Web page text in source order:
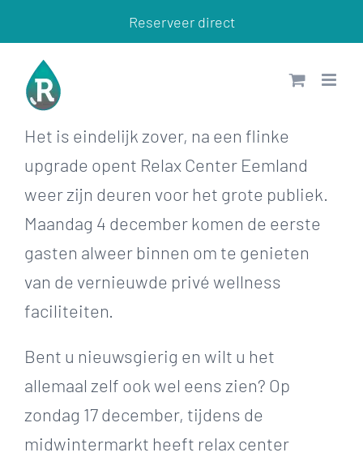
naar
inhoud
Reserveer direct
Het is eindelijk zover, na een flinke
upgrade opent Relax Center Eemland
weer zijn deuren voor het grote publiek.
Maandag 4 december komen de eerste
gasten alweer binnen om te genieten
van de vernieuwde privé wellness
faciliteiten.
Bent u nieuwsgierig en wilt u het
allemaal zelf ook wel eens zien? Op
zondag 17 december, tijdens de
midwintermarkt heeft relax center